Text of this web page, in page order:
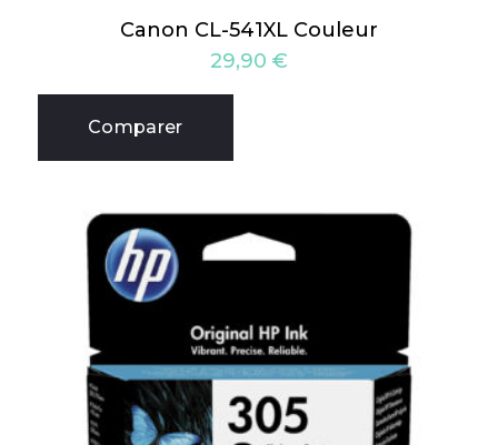
Canon CL-541XL Couleur
29,90 €
Comparer